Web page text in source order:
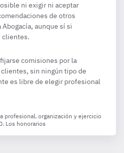
ni exigir ni aceptar
de otros
aunque sí si
clientes.
comisiones por la
sin ningún tipo de
es libre de elegir profesional
profesional, organización y ejercicio
Los honorarios